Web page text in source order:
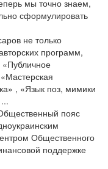
мы точно знаем,
сформулировать
не только
программ,
«Публичное
, «Язык поз, мимики
пояс
Общественного
поддержке